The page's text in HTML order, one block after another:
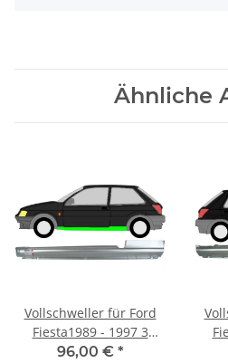
Ähnliche
Vollschweller für Ford
Fiesta1989 - 1997 3
Türer links
96,00 € *